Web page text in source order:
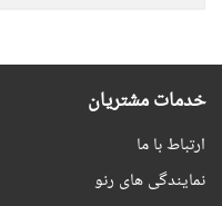
خدمات مشتریان
ارتباط با ما
نمایندگی های رنو